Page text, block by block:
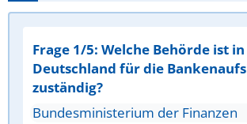
Frage 1/5: Welche Behörde ist in
Deutschland für die
zuständig?
Bundesministerium der Finanzen